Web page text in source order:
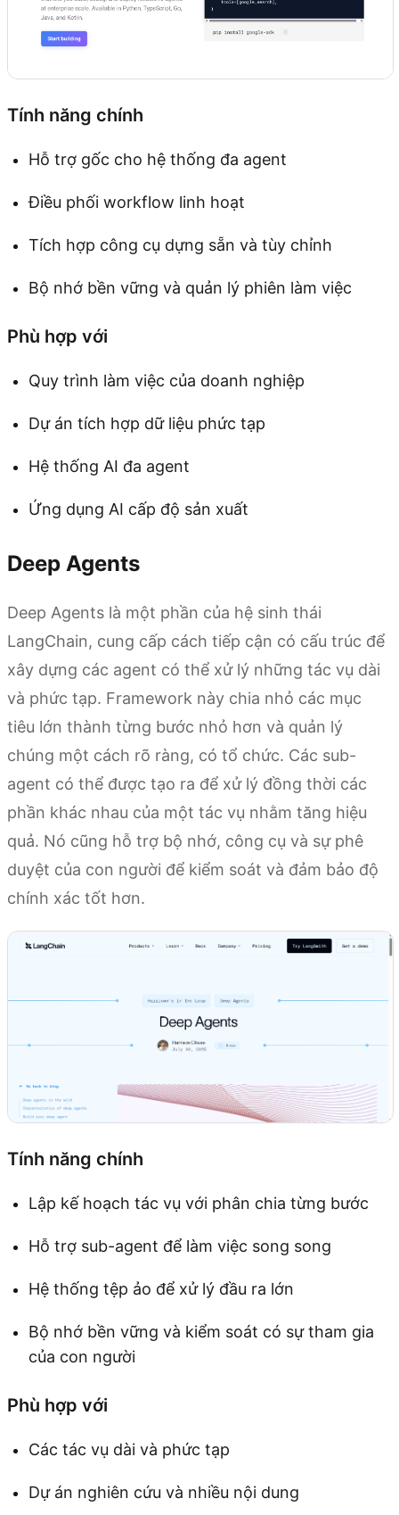
Tính năng chính
Hỗ trợ gốc cho hệ thống đa agent
Điều phối workflow linh hoạt
Tích hợp công cụ dựng sẵn và tùy chỉnh
Bộ nhớ bền vững và quản lý phiên làm việc
Phù hợp với
Quy trình làm việc của doanh nghiệp
Dự án tích hợp dữ liệu phức tạp
Hệ thống AI đa agent
Ứng dụng AI cấp độ sản xuất
Deep Agents
Deep Agents là một phần của hệ sinh thái
LangChain, cung cấp cách tiếp cận có cấu trúc để
xây dựng các agent có thể xử lý những tác vụ dài
và phức tạp. Framework này chia nhỏ các mục
tiêu lớn thành từng bước nhỏ hơn và quản lý
chúng một cách rõ ràng, có tổ chức. Các sub-
agent có thể được tạo ra để xử lý đồng thời các
phần khác nhau của một tác vụ nhằm tăng hiệu
quả. Nó cũng hỗ trợ bộ nhớ, công cụ và sự phê
duyệt của con người để kiểm soát và đảm bảo độ
chính xác tốt hơn.
Tính năng chính
Lập kế hoạch tác vụ với phân chia từng bước
Hỗ trợ sub-agent để làm việc song song
Hệ thống tệp ảo để xử lý đầu ra lớn
Bộ nhớ bền vững và kiểm soát có sự tham gia
của con người
Phù hợp với
Các tác vụ dài và phức tạp
Dự án nghiên cứu và nhiều nội dung